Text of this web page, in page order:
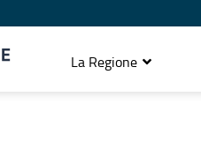
La Regione